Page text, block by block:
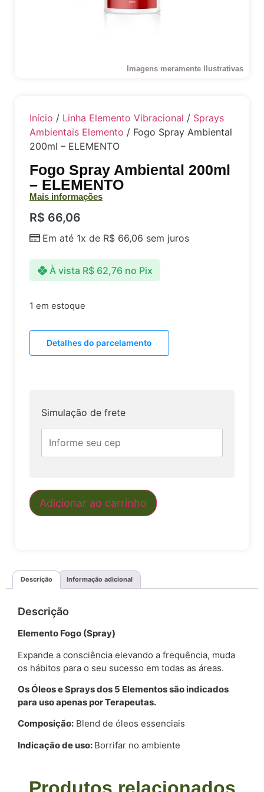
Imagens meramente Ilustrativas
Início / Linha Elemento Vibracional / Sprays
Ambientais Elemento / Fogo Spray Ambiental
200ml – ELEMENTO
Fogo Spray Ambiental 200ml
– ELEMENTO
Mais informações
R$ 66,06
Em até 1x de R$ 66,06 sem juros
À vista R$62,76 no Pix
1 em estoque
Detalhes do parcelamento
Simulação de frete
Adicionar ao carrinho
Descrição Informação adicional
Descrição
Elemento Fogo (Spray)
Expande a consciência elevando a frequência, muda
os hábitos para o seu sucesso em todas as áreas.
Os Óleos e Sprays dos 5 Elementos são indicados
para uso apenas por Terapeutas.
Composição: Blend de óleos essenciais
Indicação de uso: Borrifar no ambiente